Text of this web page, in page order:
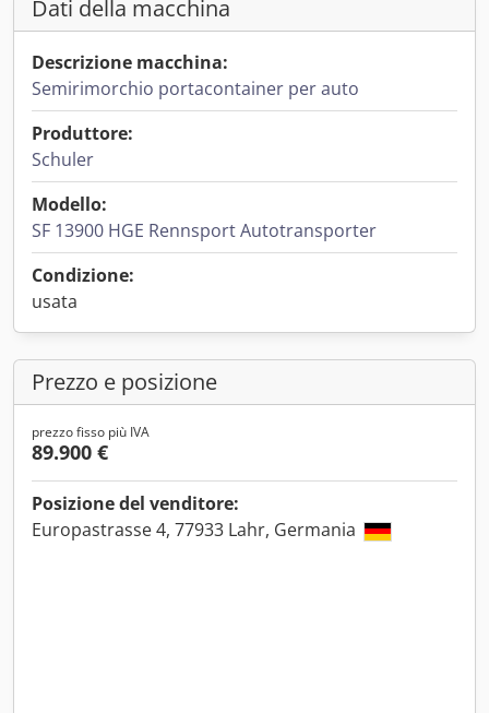
Dati della macchina
Descrizione macchina:
Semirimorchio portacontainer per auto
Produttore:
Schuler
Modello:
SF 13900 HGE Rennsport Autotransporter
Condizione:
usata
Prezzo e posizione
prezzo fisso più IVA
89.900 €
Posizione del venditore:
Europastrasse 4, 77933 Lahr, Germania